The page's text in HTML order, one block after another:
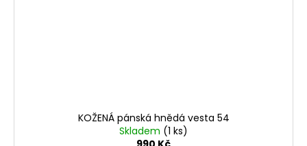
KOŽENÁ pánská hnědá vesta 54
Skladem (1 ks)